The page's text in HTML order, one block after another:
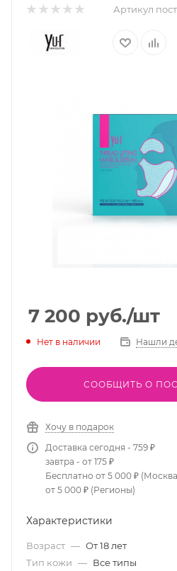
Артикул
7 200 руб./шт
Нет в наличии Нашли
СООБЩИТЬ О
Хочу в подарок
Доставка сегодня - 759 ₽
завтра - от 175 ₽
Бесплатно от 5 000 ₽
от 5 000 ₽ (Регионы)
Характеристики
Возраст — От 18 лет
Тип кожи — Все типы